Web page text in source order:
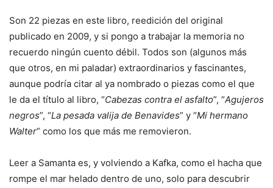
Son 22 piezas en este libro, reedición del original
publicado en 2009, y si pongo a trabajar la memoria no
recuerdo ningún cuento débil. Todos son (algunos más
que otros, en mi paladar) extraordinarios y fascinantes,
aunque podría citar al ya nombrado o piezas como el que
le da el título al libro, “Cabezas contra el asfalto”, “Agujeros
negros”, “La pesada valija de Benavides” y “Mi hermano
Walter” como los que más me removieron.
Leer a Samanta es, y volviendo a Kafka, como el hacha que
rompe el mar helado dentro de uno, solo para descubrir